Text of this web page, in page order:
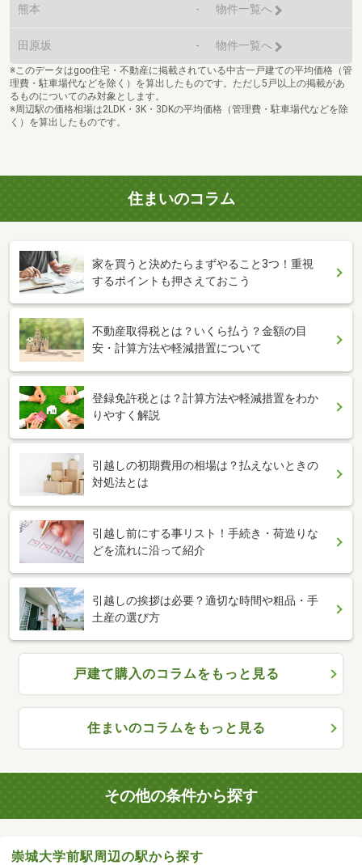
熊本 - 物件一覧へ
田原坂 - 物件一覧へ
※このデータはgoo住宅・不動産に掲載されている中古一戸建ての平均価格（管
理費・駐車場代などを除く）を算出したものです。ただし5戸以上の掲載があ
るものについてのみ対象とします。
※周辺駅の価格相場は2LDK・3K・3DKの平均価格（管理費・駐車場代などを除
く）を算出したものです。
住まいのコラム
家を買うと決めたらまずやること3つ！重視
するポイントも押さえておこう
不動産取得税とは？いくら払う？金額の目
安・計算方法や軽減措置について
登録免許税とは？計算方法や軽減措置をわか
りやすく解説
引越しの初期費用の相場は？払えないときの
対処法とは
引越し前にする事リスト！手続き・荷造りな
どを流れに沿って紹介
引越しの挨拶は必要？適切な時間や粗品・手
土産の選び方
戸建て購入のコラムをもっと見る
住まいのコラムをもっと見る
その他の条件から探す
崇城大学前駅周辺の駅から探す